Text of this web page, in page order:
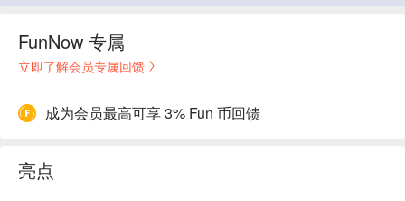
FunNow 专属
立即了解会员专属回馈
成为会员最高可享 3% Fun 币回馈
亮点